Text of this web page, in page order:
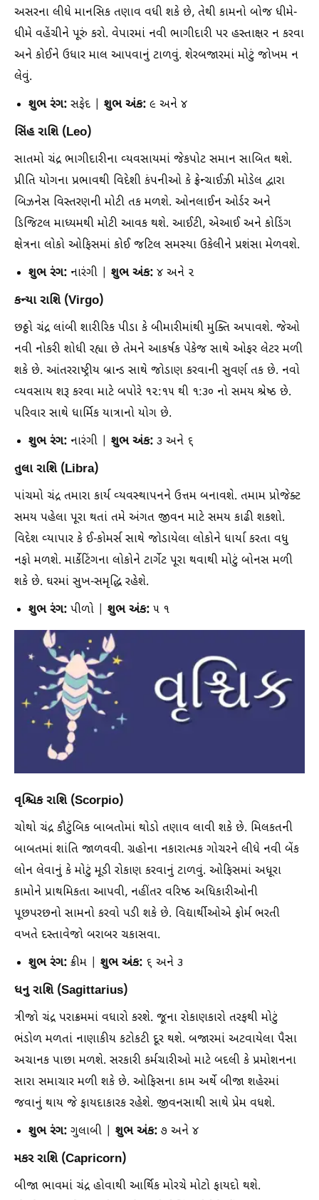
અસરના લીધે માનસિક તણાવ વધી શકે છે, તેથી કામનો બોજ ધીમે-
ધીમે વહેંચીને પૂરું કરો. વેપારમાં નવી ભાગીદારી પર હસ્તાક્ષર ન કરવા
અને કોઈને ઉધાર માલ આપવાનું ટાળવું. શેરબજારમાં મોટું જોખમ ન
લેવું.
શુભ રંગ: સફેદ | શુભ અંક: ૯ અને ૪
સિંહ રાશિ (Leo)
સાતમો ચંદ્ર ભાગીદારીના વ્યવસાયમાં જેકપોટ સમાન સાબિત થશે.
પ્રીતિ યોગના પ્રભાવથી વિદેશી કંપનીઓ કે ફ્રેન્ચાઈઝી મોડેલ દ્વારા
બિઝનેસ વિસ્તરણની મોટી તક મળશે. ઓનલાઈન ઓર્ડર અને
ડિજિટલ માધ્યમથી મોટી આવક થશે. આઈટી, એઆઈ અને કોડિંગ
ક્ષેત્રના લોકો ઓફિસમાં કોઈ જટિલ સમસ્યા ઉકેલીને પ્રશંસા મેળવશે.
શુભ રંગ: નારંગી | શુભ અંક: ૪ અને ૨
કન્યા રાશિ (Virgo)
છઠ્ઠો ચંદ્ર લાંબી શારીરિક પીડા કે બીમારીમાંથી મુક્તિ અપાવશે. જેઓ
નવી નોકરી શોધી રહ્યા છે તેમને આકર્ષક પેકેજ સાથે ઓફર લેટર મળી
શકે છે. આંતરરાષ્ટ્રીય બ્રાન્ડ સાથે જોડાણ કરવાની સુવર્ણ તક છે. નવો
વ્યવસાય શરૂ કરવા માટે બપોરે ૧૨:૧૫ થી ૧:૩૦ નો સમય શ્રેષ્ઠ છે.
પરિવાર સાથે ધાર્મિક યાત્રાનો યોગ છે.
શુભ રંગ: નારંગી | શુભ અંક: ૩ અને ૬
તુલા રાશિ (Libra)
પાંચમો ચંદ્ર તમારા કાર્ય વ્યવસ્થાપનને ઉત્તમ બનાવશે. તમામ પ્રોજેક્ટ
સમય પહેલા પૂરા થતાં તમે અંગત જીવન માટે સમય કાઢી શકશો.
વિદેશ વ્યાપાર કે ઈ-કોમર્સ સાથે જોડાયેલા લોકોને ધાર્યા કરતા વધુ
નફો મળશે. માર્કેટિંગના લોકોને ટાર્ગેટ પૂરા થવાથી મોટું બોનસ મળી
શકે છે. ઘરમાં સુખ-સમૃદ્ધિ રહેશે.
શુભ રંગ: પીળો | શુભ અંક: ૫ ૧
વૃશ્ચિક રાશિ (Scorpio)
ચોથો ચંદ્ર કૌટુંબિક બાબતોમાં થોડો તણાવ લાવી શકે છે. મિલકતની
બાબતમાં શાંતિ જાળવવી. ગ્રહોના નકારાત્મક ગોચરને લીધે નવી બેંક
લોન લેવાનું કે મોટું મૂડી રોકાણ કરવાનું ટાળવું. ઓફિસમાં અધૂરા
કામોને પ્રાથમિકતા આપવી, નહીંતર વરિષ્ઠ અધિકારીઓની
પૂછપરછનો સામનો કરવો પડી શકે છે. વિદ્યાર્થીઓએ ફોર્મ ભરતી
વખતે દસ્તાવેજો બરાબર ચકાસવા.
શુભ રંગ: ક્રીમ | શુભ અંક: ૬ અને ૩
ધનુ રાશિ (Sagittarius)
ત્રીજો ચંદ્ર પરાક્રમમાં વધારો કરશે. જૂના રોકાણકારો તરફથી મોટું
ભંડોળ મળતાં નાણાકીય કટોકટી દૂર થશે. બજારમાં અટવાયેલા પૈસા
અચાનક પાછા મળશે. સરકારી કર્મચારીઓ માટે બદલી કે પ્રમોશનના
સારા સમાચાર મળી શકે છે. ઓફિસના કામ અર્થે બીજા શહેરમાં
જવાનું થાય જે ફાયદાકારક રહેશે. જીવનસાથી સાથે પ્રેમ વધશે.
શુભ રંગ: ગુલાબી | શુભ અંક: ૭ અને ૪
મકર રાશિ (Capricorn)
બીજા ભાવમાં ચંદ્ર હોવાથી આર્થિક મોરચે મોટો ફાયદો થશે.